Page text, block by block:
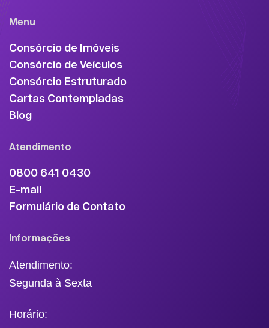
Menu
Consórcio de Imóveis
Consórcio de Veículos
Consórcio Estruturado
Cartas Contempladas
Blog
Atendimento
0800 641 0430
E-mail
Formulário de Contato
Informações
Atendimento:
Segunda à Sexta
Horário: